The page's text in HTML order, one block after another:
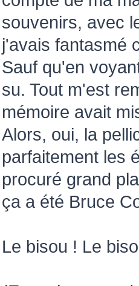
souvenirs, avec
j'avais fantasmé
Sauf qu'en
su. Tout m'est
mémoire avait
Alors, oui, la
parfaitement les
procuré grand
ça a été Bruce
Le bisou ! Le